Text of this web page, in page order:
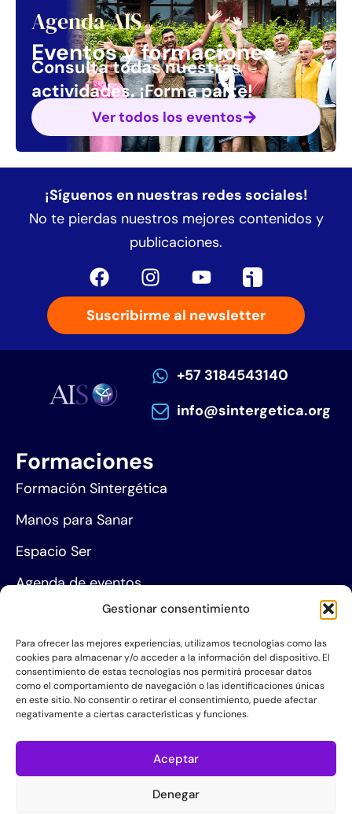
Gestionar consentimiento
Para ofrecer las mejores experiencias, utilizamos tecnologías como las
cookies para almacenar y/o acceder a la información del dispositivo. El
consentimiento de estas tecnologías nos permitirá procesar datos
como el comportamiento de navegación o las identificaciones únicas
en este sitio. No consentir o retirar el consentimiento, puede afectar
negativamente a ciertas características y funciones.
Aceptar
Denegar
Agenda AIS
Eventos y formaciones
Consulta todas nuestras
actividades.¡Forma parte!
Ver todos los eventos
¡Síguenos en nuestras redes sociales!
No te pierdas nuestros mejores contenidos y
publicaciones.
Suscribirme al newsletter
+57 3184543140
info@sintergetica.org
Formaciones
Formación Sintergética
Manos para Sanar
Espacio Ser
Agenda de eventos
Centros de formación
Proyección social
Hazte socio
Grupos de Servicio
Acerca de la AIS